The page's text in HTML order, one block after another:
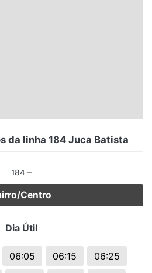
da linha 184 Juca Batista
184 –
Centro
Dia Útil
06:05 06:15
06:25